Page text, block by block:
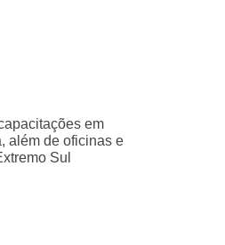
em
além de oficinas e
Sul